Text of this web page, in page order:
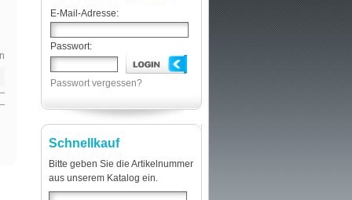
E-Mail-Adresse:
Passwort:
Passwort vergessen?
Schnellkauf
Bitte geben Sie die Artikelnummer
aus unserem Katalog ein.